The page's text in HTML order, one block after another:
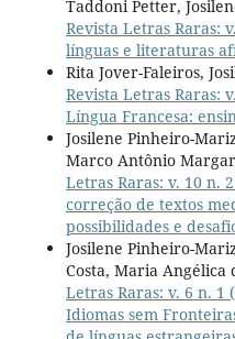
Taddoni Petter,
Revista Letras Raras:
línguas e literaturas
Rita Jover-Faleiros,
Revista Letras Raras:
Língua Francesa:
Josilene Pinheiro-
Marco Antônio
Letras Raras: v. 10 n.
correção de textos
possibilidades e
Josilene Pinheiro-
Costa, Maria Angélica
Letras Raras: v. 6 n. 1
Idiomas sem